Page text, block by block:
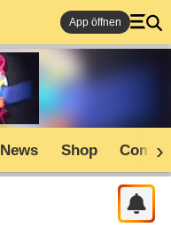
App öffnen
News Shop